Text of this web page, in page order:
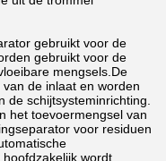
gebruikt voor de
gebruikt voor de
mengsels.De
de inlaat en worden
de schijtsysteminrichting.
het toevoermengsel van
voor residuen
wordt